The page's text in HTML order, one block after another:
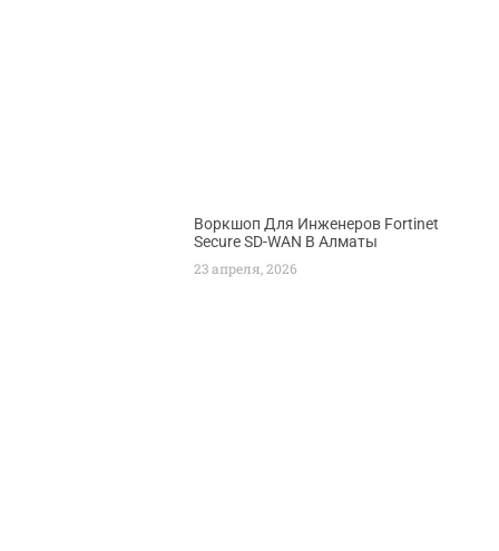
Воркшоп Для Инженеров Fortinet
Secure SD-WAN В Алматы
23 апреля, 2026